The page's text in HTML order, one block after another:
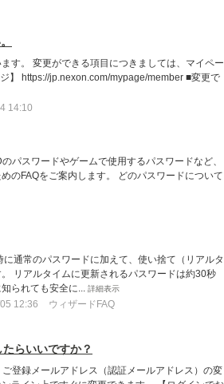
す。 変更ができる項目につきましては、マイペー
】 https://jp.nexon.com/mypage/member ■変更で
14:10
パスワードやゲームで使用するパスワードなど、
のFAQをご案内します。 どのパスワードについて
通常のパスワードに加えて、使い捨て（リアルタ
リアルタイムに更新されるパスワードは約30秒
られても安全に... 詳細表示
12:36 ウィザードFAQ
らいいですか？
登録メールアドレス（認証メールアドレス）の変